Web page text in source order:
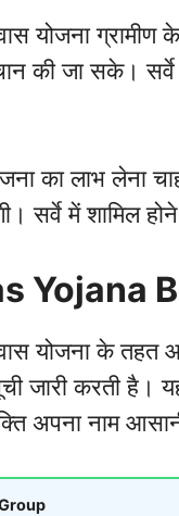
योजना ग्रामीण
की जा सके। सर्वे
का लाभ लेना
सर्वे में शामिल
Yojana
योजना के तहत
जारी करती
अपना नाम